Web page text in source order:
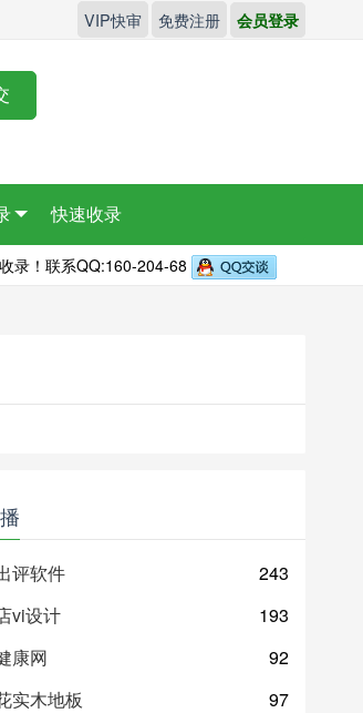
VIP快审 免费注册 会员登录
快速收录
录！联系QQ:160-204-68
评软件
243
vi设计
193
康网
92
实木地板
97